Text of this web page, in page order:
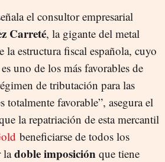
el consultor empresarial
Carreté, la gigante del metal
la estructura fiscal española, cuyo
es uno de los más favorables de
de tributación para las
totalmente favorable”, asegura el
la repatriación de esta mercantil
beneficiarse de todos los
ladoble imposición que tiene